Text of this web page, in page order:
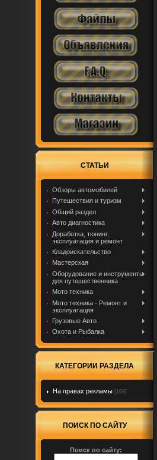
СТАТЬИ
Обзоры автомобилей
Путешествия и туризм
Общий раздел
Авто диагностика
Доработка, тюнинг,
эксплуатация и ремонт
Кладоискательство
Мастерская
Оборудование и инструменты
для путешественника
Мото техника
Мото техника - Ремонт и
эксплуатация
Грузовые Авто
Охота и Рыбалка
КАТЕГОРИИ РАЗДЕЛА
На правах рекламы [108]
ПОИСК ПО САЙТУ
Поиск по сайту: